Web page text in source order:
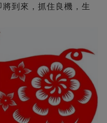
到來，抓住良機，生